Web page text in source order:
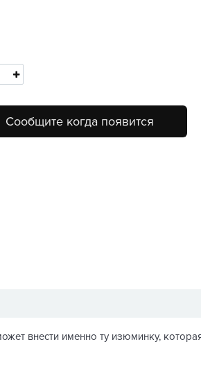
Сообщите когда появится
внести именно ту изюминку,